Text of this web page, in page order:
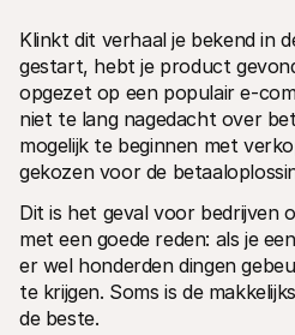
Over Mollie
Prijzen
Bekijk onze tarieven
Over ons
Maak kennis met ons verhaal en
onze waarden
Nieuws
Het laatste nieuws over Mollie
Vacatures
Kom werken bij Mollie. Ontdek de
vacatures!
Contact
Voor consumenten
Waarom zie je Mollie op je
Voor Mollie-klanten
Klinkt dit verhaal je bekend in
gestart, hebt je product
opgezet op een populair e-
niet te lang nagedacht over
mogelijk te beginnen met
gekozen voor de
Dit is het geval voor bedrijven
met een goede reden: als je
er wel honderden dingen
te krijgen. Soms is de
de beste.